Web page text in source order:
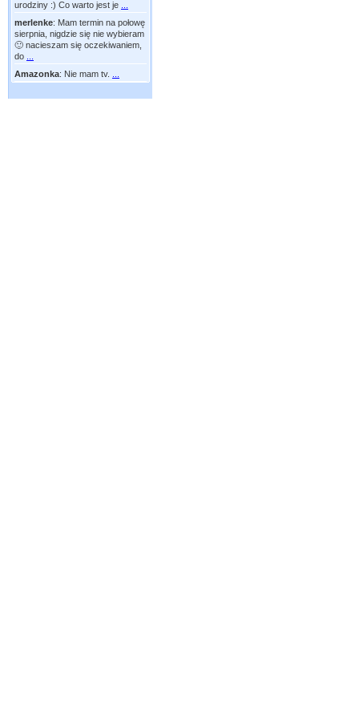
urodziny :) Co warto jest je
merlenke: Mam termin na połowę
sierpnia, nigdzie się nie wybieram
🙂 nacieszam się oczekiwaniem,
do
Amazonka: Nie mam tv.